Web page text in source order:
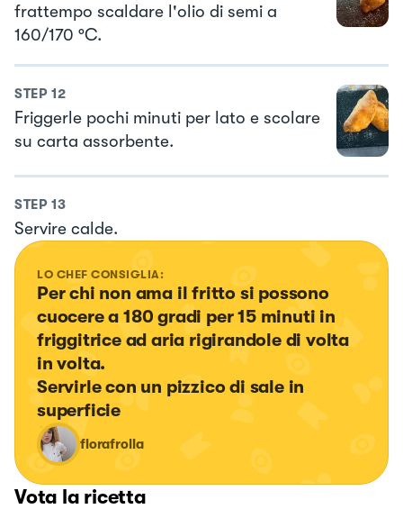
frattempo scaldare l'olio di semi a
160/170 °C.
STEP 12
Friggerle pochi minuti per lato e scolare
su carta assorbente.
STEP 13
Servire calde.
LO CHEF CONSIGLIA:
Per chi non ama il fritto si possono
cuocere a 180 gradi per 15 minuti in
friggitrice ad aria rigirandole di volta
in volta.
Servirle con un pizzico di sale in
superficie
florafrolla
Vota la ricetta